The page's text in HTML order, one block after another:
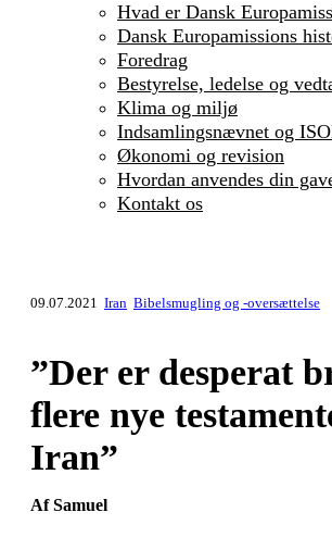
Hvad er Dansk
Dansk Europamissions
Foredrag
Bestyrelse, ledelse og
Klima og miljø
Indsamlingsnævnet og
Økonomi og revision
Hvordan anvendes din
Kontakt os
09.07.2021 Iran Bibelsmugling og -oversættelse
”Der er desperat
flere nye
Iran”
Af Samuel